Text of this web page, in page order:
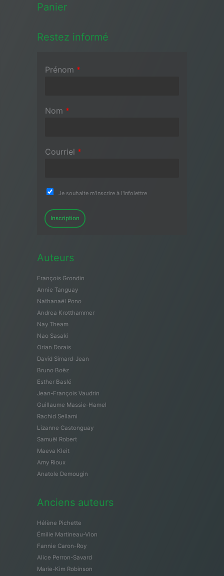
Panier
Restez informé
Prénom *
Nom *
Courriel *
Je souhaite m'inscrire à l'infolettre
Inscription
Auteurs
François Grondin
Annie Tanguay
Nathanaël Pono
Andrea Krotthammer
Nay Theam
Nao Sasaki
Orian Dorais
David Simard-Jean
Bruno Boëz
Esther Baslé
Jean-François Vaudrin
Guillaume Massie-Hamel
Rachid Sellami
Lizanne Castonguay
Samuël Robert
Maeva Kleit
Amy Rioux
Anatole Demougin
Anciens auteurs
Hélène Pichette
Émilie Martineau-Vion
Fannie Caron-Roy
Alice Perron-Savard
Marie-Kim Robinson